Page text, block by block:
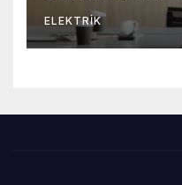
ELEKTRIK